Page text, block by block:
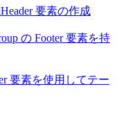
要素の作成
の Footer 要素を持
要素を使用してテー